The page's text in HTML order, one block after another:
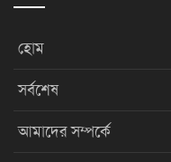
হোম
সর্বশেষ
আমাদের সম্পর্কে